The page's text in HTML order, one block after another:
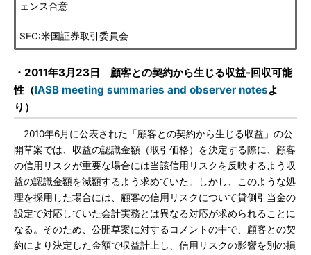
ェンス合意
SEC:米国証券取引委員会
・2011年3月23日 顧客との契約から生じる収益-回収可能
性（IASB meeting summaries and observer notesよ
り）
2010年6月に公表された「顧客との契約から生じる収益」の公
開草案では、収益の認識金額（取引価格）を決定する際に、顧客
の信用リスクが重要な場合には当該信用リスクを反映するよう収
益の認識金額を減額するよう求めていた。しかし、このような処
理を採用した場合には、顧客の信用リスクについて貸倒引当金の
設定で対応していた会計実務とは異なる対応が求められることに
なる。そのため、公開草案に対するコメントの中で、顧客との契
約により決定した金額で収益計上し、信用リスクの影響を別の損